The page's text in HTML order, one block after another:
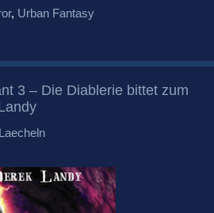
, Urban Fantasy
3 – Die Diablerie bittet zum
Laecheln